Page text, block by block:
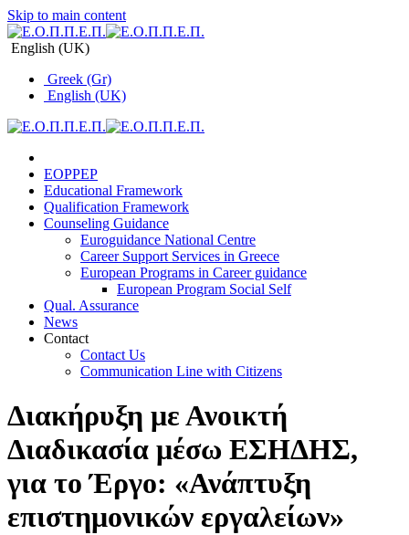
Skip to main content
English (UK)
Greek (Gr)
English (UK)
EOPPEP
Educational Framework
Qualification Framework
Counseling Guidance
Euroguidance National Centre
Career Support Services in Greece
Εuropean Programs in Career guidance
Εuropean Program Social Self
Qual. Assurance
News
Contact
Contact Us
Communication Line with Citizens
Διακήρυξη με Ανοικτή
Διαδικασία μέσω ΕΣΗΔΗΣ,
για το Έργο: «Ανάπτυξη
επιστημονικών εργαλείων»